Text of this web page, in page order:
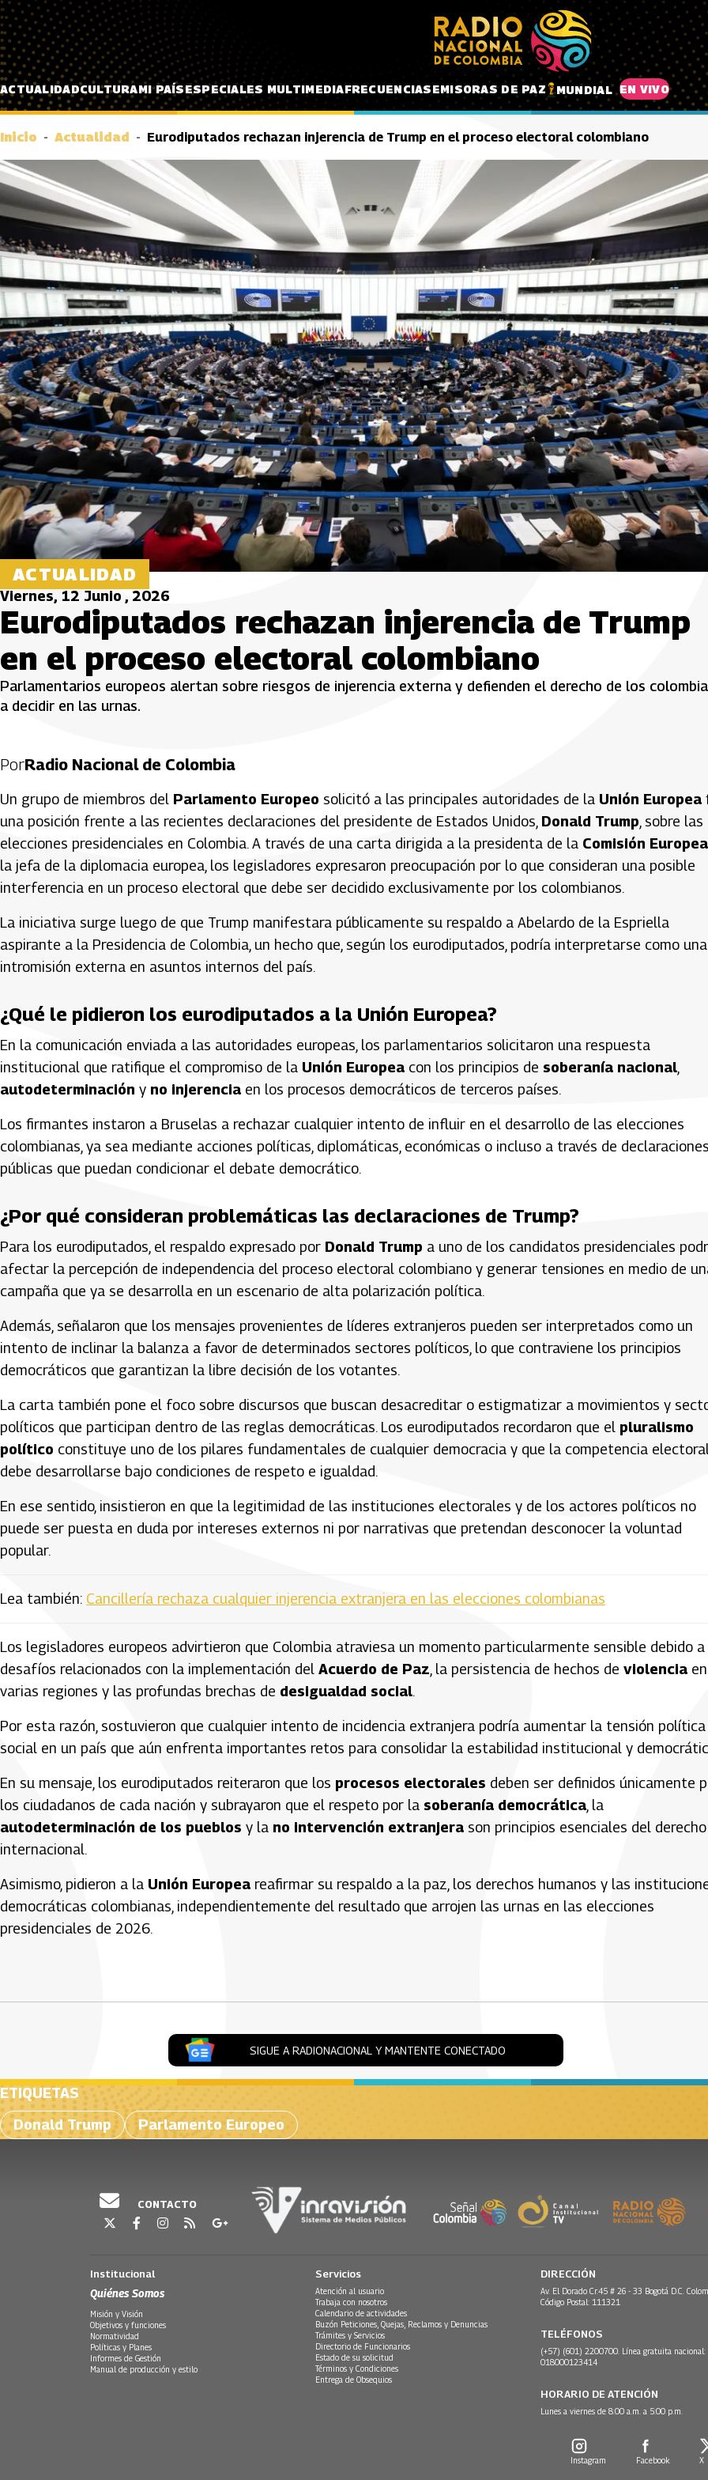
Pasar al contenido principal
ACTUALIDADCULTURAMI PAÍSESPECIALES MULTIMEDIAFRECUENCIASEMISORAS DE PAZ MUNDIAL EN VIVO
Inicio Actualidad Eurodiputados rechazan injerencia de Trump en el proceso electoral colombiano
ACTUALIDAD
Viernes, 12 Junio , 2026
Eurodiputados rechazan injerencia de Trump
en el proceso electoral colombiano
Parlamentarios europeos alertan sobre riesgos de injerencia externa y defienden el derecho de los
a decidir en las urnas.
PorRadio Nacional de Colombia
Un grupo de miembros del Parlamento Europeo solicitó a las principales autoridades de la Unión Europea
una posición frente a las recientes declaraciones del presidente de Estados Unidos, Donald Trump , sobre las
elecciones presidenciales en Colombia. A través de una carta dirigida a la presidenta de la Comisión Europea
la jefa de la diplomacia europea, los legisladores expresaron preocupación por lo que consideran una posible
interferencia en un proceso electoral que debe ser decidido exclusivamente por los colombianos.
La iniciativa surge luego de que Trump manifestara públicamente su respaldo a Abelardo de la Espriella
aspirante a la Presidencia de Colombia, un hecho que, según los eurodiputados, podría interpretarse como una
intromisión externa en asuntos internos del país.
¿Qué le pidieron los eurodiputados a la Unión Europea?
En la comunicación enviada a las autoridades europeas, los parlamentarios solicitaron una respuesta
institucional que ratifique el compromiso de la Unión Europea con los principios de soberanía nacional
autodeterminación y no injerencia en los procesos democráticos de terceros países.
Los firmantes instaron a Bruselas a rechazar cualquier intento de influir en el desarrollo de las elecciones
colombianas, ya sea mediante acciones políticas, diplomáticas, económicas o incluso a través de declaraciones
públicas que puedan condicionar el debate democrático.
¿Por qué consideran problemáticas las declaraciones de Trump?
Para los eurodiputados, el respaldo expresado por Donald Trump a uno de los candidatos presidenciales
afectar la percepción de independencia del proceso electoral colombiano y generar tensiones en medio de
campaña que ya se desarrolla en un escenario de alta polarización política.
Además, señalaron que los mensajes provenientes de líderes extranjeros pueden ser interpretados como un
intento de inclinar la balanza a favor de determinados sectores políticos, lo que contraviene los principios
democráticos que garantizan la libre decisión de los votantes.
La carta también pone el foco sobre discursos que buscan desacreditar o estigmatizar a movimientos y
políticos que participan dentro de las reglas democráticas. Los eurodiputados recordaron que el pluralismo
político constituye uno de los pilares fundamentales de cualquier democracia y que la competencia
debe desarrollarse bajo condiciones de respeto e igualdad.
En ese sentido, insistieron en que la legitimidad de las instituciones electorales y de los actores políticos no
puede ser puesta en duda por intereses externos ni por narrativas que pretendan desconocer la voluntad
popular.
Lea también: Cancillería rechaza cualquier injerencia extranjera en las elecciones colombianas
Los legisladores europeos advirtieron que Colombia atraviesa un momento particularmente sensible debido a
desafíos relacionados con la implementación del Acuerdo de Paz , la persistencia de hechos de violencia en
varias regiones y las profundas brechas de desigualdad social.
Por esta razón, sostuvieron que cualquier intento de incidencia extranjera podría aumentar la tensión
social en un país que aún enfrenta importantes retos para consolidar la estabilidad institucional y
En su mensaje, los eurodiputados reiteraron que los procesos electorales deben ser definidos únicamente
los ciudadanos de cada nación y subrayaron que el respeto por la soberanía democrática , la
autodeterminación de los pueblos y la no intervención extranjera son principios esenciales del derecho
internacional.
Asimismo, pidieron a la Unión Europea reafirmar su respaldo a la paz, los derechos humanos y las
democráticas colombianas, independientemente del resultado que arrojen las urnas en las elecciones
presidenciales de 2026.
SIGUE A RADIONACIONAL Y MANTENTE CONECTADO
ETIQUETAS
Donald Trump
Parlamento Europeo
CONTACTO
Institucional
Quiénes Somos
Misión y Visión
Objetivos y funciones
Normatividad
Políticas y Planes
Informes de Gestión
Manual de producción y estilo
Servicios
Atención al usuario
Trabaja con nosotros
Calendario de actividades
Buzón Peticiones, Quejas, Reclamos y Denuncias
Trámites y Servicios
Directorio de Funcionarios
Estado de su solicitud
Términos y Condiciones
Entrega de Obsequios
DIRECCIÓN
Av. El Dorado Cr.45 # 26 - 33 Bogotá D.C.
Código Postal: 111321
TELÉFONOS
(+57) (601) 2200700. Línea gratuita nacional:
018000123414
HORARIO DE ATENCIÓN
Lunes a viernes de 8:00 a.m. a 5:00 p.m.
Instagram Facebook X